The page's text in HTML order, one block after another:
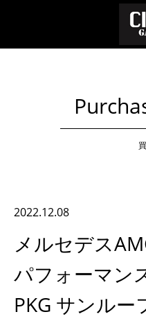
2022.12.08
メルセデス
パフォーマン
PKG サンルー